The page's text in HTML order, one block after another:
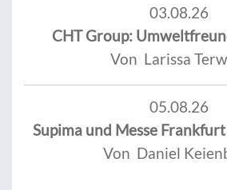
03.08.26
CHT Group:
Von Larissa
05.08.26
Supima und Messe
Von Daniel